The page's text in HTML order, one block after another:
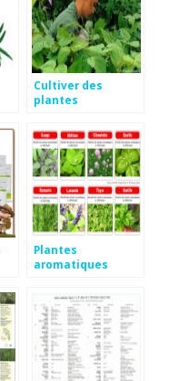
Cultiver des
plantes
Plantes
aromatiques